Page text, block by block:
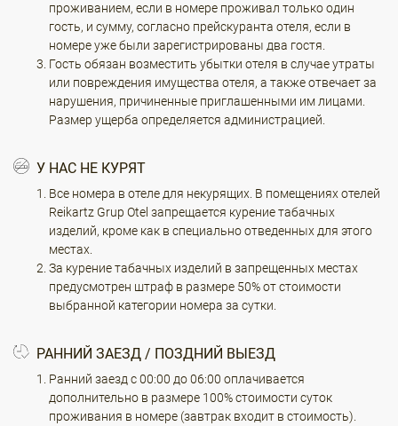
проживанием, если в номере проживал только один
гость, и сумму, согласно прейскуранта отеля, если в
номере уже были зарегистрированы два гостя.
Гость обязан возместить убытки отеля в случае утраты
или повреждения имущества отеля, а также отвечает за
нарушения, причиненные приглашенными им лицами.
Размер ущерба определяется администрацией.
У НАС НЕ КУРЯТ
Все номера в отеле для некурящих. В помещениях отелей
Reikartz Grup Otel запрещается курение табачных
изделий, кроме как в специально отведенных для этого
местах.
За курение табачных изделий в запрещенных местах
предусмотрен штраф в размере 50% от стоимости
выбранной категории номера за сутки.
РАННИЙ ЗАЕЗД / ПОЗДНИЙ ВЫЕЗД
Ранний заезд с 00:00 до 06:00 оплачивается
дополнительно в размере 100% стоимости суток
проживания в номере (завтрак входит в стоимость).